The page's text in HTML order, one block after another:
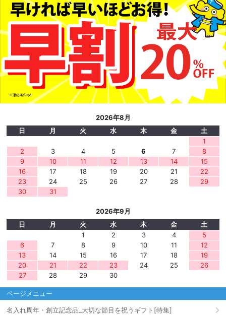
2026年8月
日
月 火 水 木 金
土
1
2
3 4 5 6 7
8
9
10 11 12 13 14
15
16
17 18 19 20 21
22
23
24 25 26 27 28
29
30
31
2026年9月
日
月 火 水 木 金
土
1
2 3 4
5
6
7 8 9 10 11
12
13
14 15 16 17 18
19
20
21 22 23 24 25
26
27
28 29 30
ページメニュー
名入れ周年・創立記念品_大切な節目を祝うギフト[特集]